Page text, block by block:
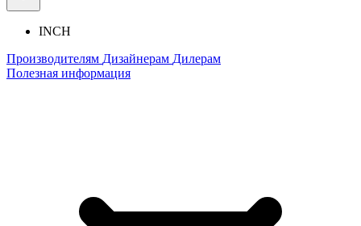
INCH
Производителям Дизайнерам Дилерам
Полезная информация